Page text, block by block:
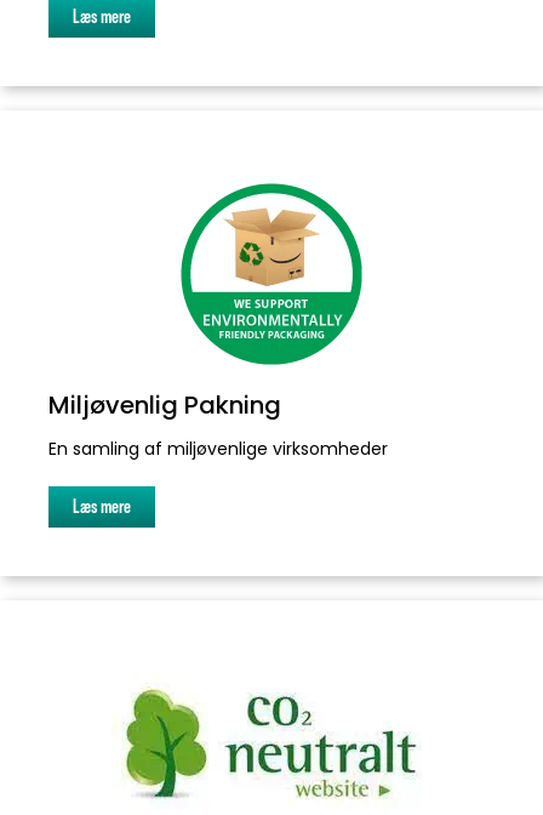
Læs mere
Miljøvenlig Pakning
En samling af miljøvenlige virksomheder
Læs mere